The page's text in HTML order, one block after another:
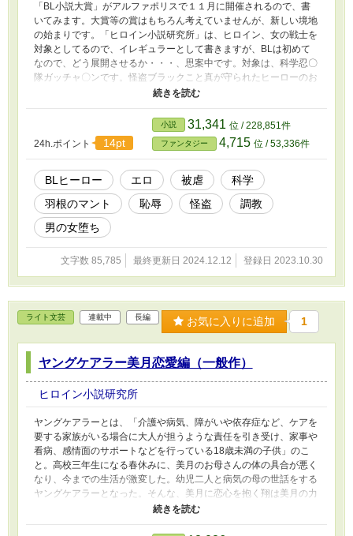
「BL小説大賞」がアルファポリスで１１月に開催されるので、書
いてみます。大賞等の賞はもちろん考えていませんが、新しい境地
の始まりです。「ヒロイン小説研究所」は、ヒロイン、女の戦士を
対象としてるので、イレギュラーとして書きますが、BLは初めて
なので、どう展開させるか・・・、思案中です。対象は、科学忍〇
隊ガッチャ〇ンです。怪盗ブラックこと真が守られたヒーローのお
尻にぶちこみたいという被虐的な感情から始まります。 新人３
人が入って、複雑な人間関係になっていきます。
24h.ポイント 14pt
小説 31,341 位 / 228,851件
ファンタジー 4,715 位 / 53,336件
BLヒーロー エロ 被虐
科学
羽根のマント
恥辱 怪盗
調教
男の女堕ち
文字数 85,785 最終更新日 2024.12.12 登録日 2023.10.30
ライト文芸 連載中 長編 お気に入りに追加 1
ヤングケアラー美月恋愛編（一般作）
ヒロイン小説研究所
ヤングケアラーとは、「介護や病気、障がいや依存症など、ケアを
要する家族がいる場合に大人が担うような責任を引き受け、家事や
看病、感情面のサポートなどを行っている18歳未満の子供」のこ
と。高校三年生になる春休みに、美月のお母さんの体の具合が悪く
なり、今までの生活が激変した。幼児二人と病気の母の世話をする
ヤングケアラーとなった。そんな、美月に恋心を抱く翔は美月の力
となるが、それさえも美月を苦しめていく。ヤングケアラーになっ
ても体操部を続け、虐められても力強く生きていく美月だった